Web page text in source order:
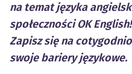
na temat języka
społeczności OK English!
Zapisz się na
swoje bariery językowe.